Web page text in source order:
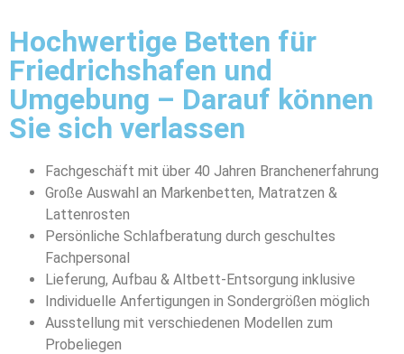
Hochwertige Betten für
Friedrichshafen und
Umgebung – Darauf können
Sie sich verlassen
Fachgeschäft mit über 40 Jahren Branchenerfahrung
Große Auswahl an Markenbetten, Matratzen &
Lattenrosten
Persönliche Schlafberatung durch geschultes
Fachpersonal
Lieferung, Aufbau & Altbett-Entsorgung inklusive
Individuelle Anfertigungen in Sondergrößen möglich
Ausstellung mit verschiedenen Modellen zum
Probeliegen